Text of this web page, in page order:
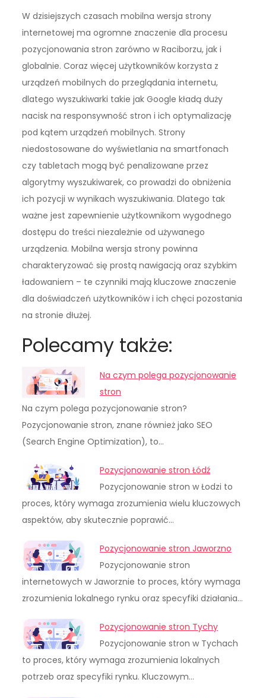
W dzisiejszych czasach mobilna wersja strony
internetowej ma ogromne znaczenie dla procesu
pozycjonowania stron zarówno w Raciborzu, jak i
globalnie. Coraz więcej użytkowników korzysta z
urządzeń mobilnych do przeglądania internetu,
dlatego wyszukiwarki takie jak Google kładą duży
nacisk na responsywność stron i ich optymalizację
pod kątem urządzeń mobilnych. Strony
niedostosowane do wyświetlania na smartfonach
czy tabletach mogą być penalizowane przez
algorytmy wyszukiwarek, co prowadzi do obniżenia
ich pozycji w wynikach wyszukiwania. Dlatego tak
ważne jest zapewnienie użytkownikom wygodnego
dostępu do treści niezależnie od używanego
urządzenia. Mobilna wersja strony powinna
charakteryzować się prostą nawigacją oraz szybkim
ładowaniem – te czynniki mają kluczowe znaczenie
dla doświadczeń użytkowników i ich chęci pozostania
na stronie dłużej.
Polecamy także:
Na czym polega pozycjonowanie
stron
Na czym polega pozycjonowanie stron?
Pozycjonowanie stron, znane również jako SEO
(Search Engine Optimization), to…
Pozycjonowanie stron Łódź
Pozycjonowanie stron w Łodzi to
proces, który wymaga zrozumienia wielu kluczowych
aspektów, aby skutecznie poprawić…
Pozycjonowanie stron Jaworzno
Pozycjonowanie stron
internetowych w Jaworznie to proces, który wymaga
zrozumienia lokalnego rynku oraz specyfiki działania…
Pozycjonowanie stron Tychy
Pozycjonowanie stron w Tychach
to proces, który wymaga zrozumienia lokalnych
potrzeb oraz specyfiki rynku. Kluczowym…